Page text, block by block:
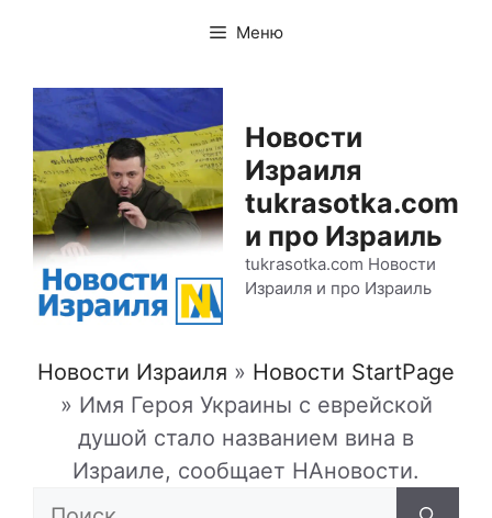
содержимому
Меню
Новости
Израиля
tukrasotka.com
и про Израиль
tukrasotka.com Новости
Израиля и про Израиль
Новости Израиля » Новости StartPage
» Имя Героя Украины с еврейской
душой стало названием вина в
Израиле, сообщает НАновости.
Поиск: